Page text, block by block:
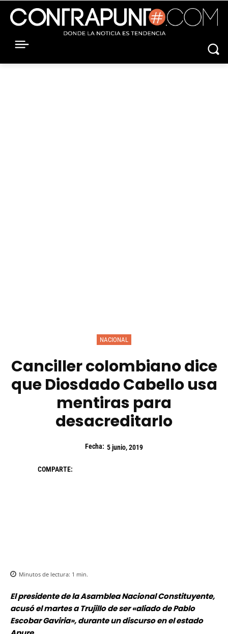
NACIONAL
Canciller colombiano dice
que Diosdado Cabello usa
mentiras para
desacreditarlo
Fecha: 5 junio, 2019
COMPARTE:
Minutos de lectura: 1 min.
El presidente de la Asamblea Nacional Constituyente,
acusó el martes a Trujillo de ser «aliado de Pablo
Escobar Gaviria», durante un discurso en el estado